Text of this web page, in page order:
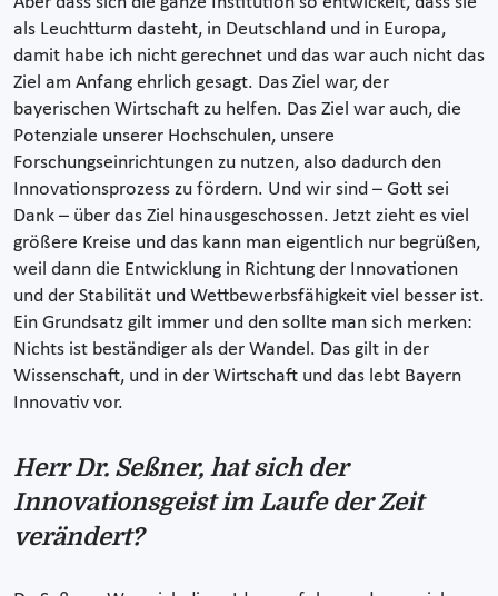
als Leuchtturm dasteht, in Deutschland und in Europa,
damit habe ich nicht gerechnet und das war auch nicht das
Ziel am Anfang ehrlich gesagt. Das Ziel war, der
bayerischen Wirtschaft zu helfen. Das Ziel war auch, die
Potenziale unserer Hochschulen, unsere
Forschungseinrichtungen zu nutzen, also dadurch den
Innovationsprozess zu fördern. Und wir sind – Gott sei
Dank – über das Ziel hinausgeschossen. Jetzt zieht es viel
größere Kreise und das kann man eigentlich nur begrüßen,
weil dann die Entwicklung in Richtung der Innovationen
und der Stabilität und Wettbewerbsfähigkeit viel besser ist.
Ein Grundsatz gilt immer und den sollte man sich merken:
Nichts ist beständiger als der Wandel. Das gilt in der
Wissenschaft, und in der Wirtschaft und das lebt Bayern
Innovativ vor.
Herr Dr. Seßner, hat sich der
Innovationsgeist im Laufe der Zeit
verändert?